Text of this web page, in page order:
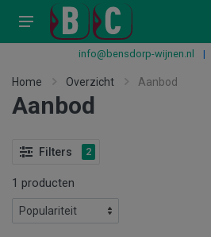
info@bensdorp-wijnen.nl |
Home Overzicht Aanbod
Aanbod
Filters 2
1 producten